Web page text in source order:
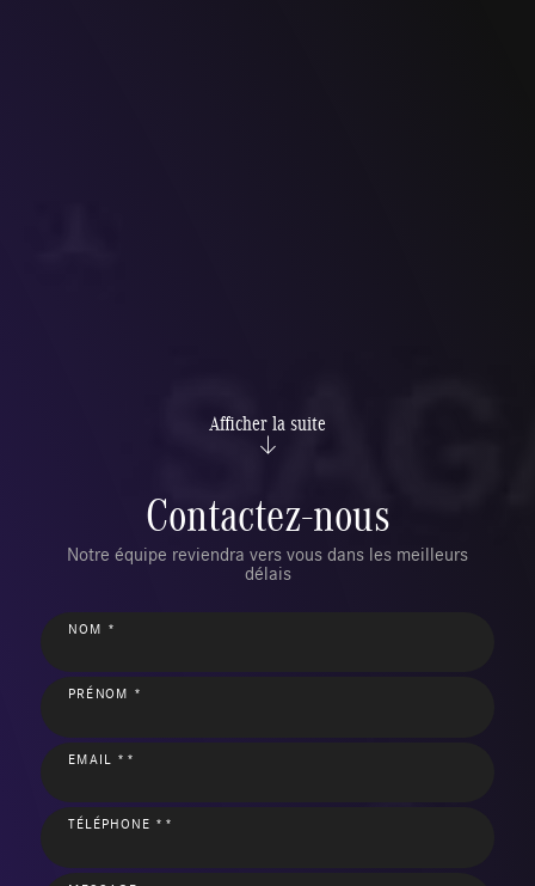
Afficher la suite
Contactez-nous
Notre équipe reviendra vers vous dans les meilleurs
délais
NOM *
PRÉNOM *
EMAIL **
TÉLÉPHONE **